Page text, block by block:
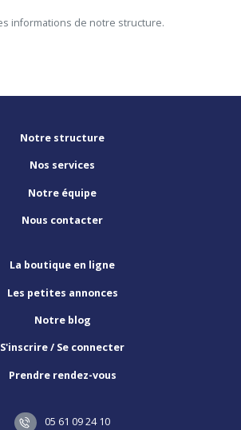
Notre structure
Nos services
Notre équipe
Nous contacter
La boutique en ligne
Les petites annonces
Notre blog
S'inscrire / Se connecter
Prendre rendez-vous
05 61 09 24 10